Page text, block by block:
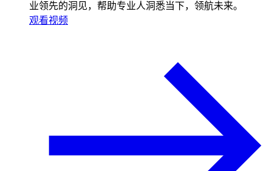
业领先的洞见，帮助专业人洞悉当下，领航未来。
观看视频